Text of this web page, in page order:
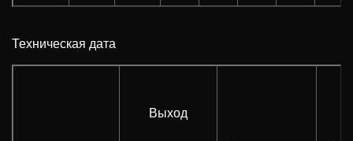
Техническая дата
Выход